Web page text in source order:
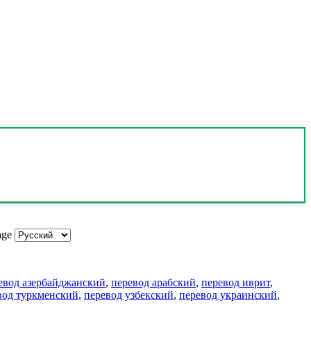
азербайджанский, перевод арабский, перевод иврит,
туркменский, перевод узбекский, перевод украинский,